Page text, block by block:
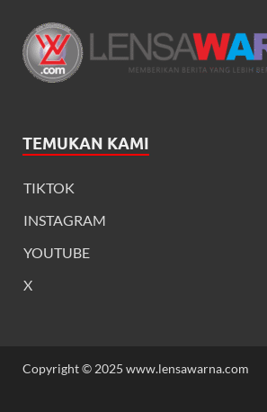
TEMUKAN KAMI
TIKTOK
INSTAGRAM
YOUTUBE
X
Copyright © 2025 www.lensawarna.com